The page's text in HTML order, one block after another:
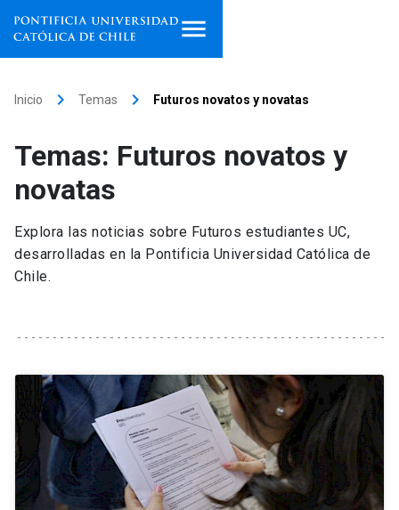
Facultades, escuelas e
institutos
Investigación
Internacionalización
Universidad
Información para keyboard_arrow_down
Futuros estudiantes
Go to english site launch
Inicio keyboard_arrow_right Temas keyboard_arrow_right Futuros novatos y novatas
Temas: Futuros novatos y
novatas
Explora las noticias sobre Futuros estudiantes UC,
desarrolladas en la Pontificia Universidad Católica de
Chile.